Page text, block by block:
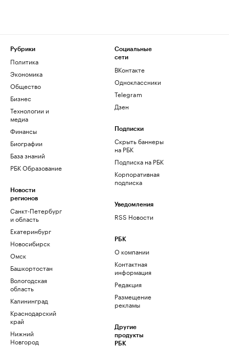
Рубрики
Политика
Экономика
Общество
Бизнес
Технологии и
медиа
Финансы
Биографии
База знаний
РБК Образование
Новости
регионов
Санкт-Петербург
и область
Екатеринбург
Новосибирск
Омск
Башкортостан
Вологодская
область
Калининград
Краснодарский
край
Нижний
Новгород
Социальные
сети
ВКонтакте
Одноклассники
Telegram
Дзен
Подписки
Скрыть баннеры
на РБК
Подписка на РБК
Корпоративная
подписка
Уведомления
RSS Новости
РБК
О компании
Контактная
информация
Редакция
Размещение
рекламы
Другие
продукты
РБК